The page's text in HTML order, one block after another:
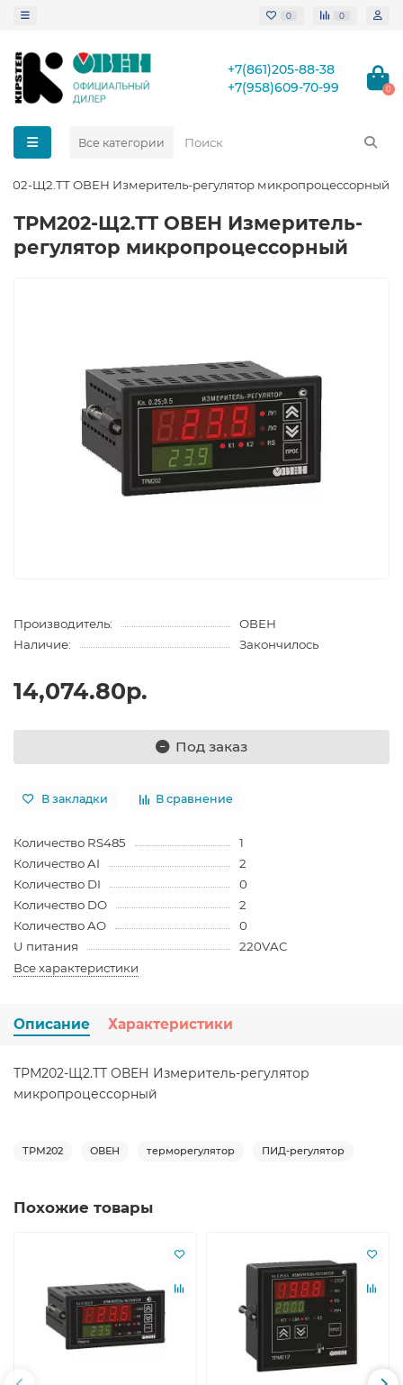
0 0
+7(861)205-88-38
+7(958)609-70-99
0
Все категории
Щ2.ТТ ОВЕН Измеритель-регулятор микропроцессорный
ТРМ202-Щ2.ТТ ОВЕН Измеритель-
регулятор микропроцессорный
Производитель:
ОВЕН
Наличие:
Закончилось
14,074.80р.
Под заказ
В закладки В сравнение
Количество RS485
1
Количество AI
2
Количество DI
0
Количество DO
2
Количество AO
0
U питания
220VAC
Все характеристики
Описание Характеристики
ТРМ202-Щ2.ТТ ОВЕН Измеритель-регулятор
микропроцессорный
ТРМ202 ОВЕН терморегулятор ПИД-регулятор
Похожие товары